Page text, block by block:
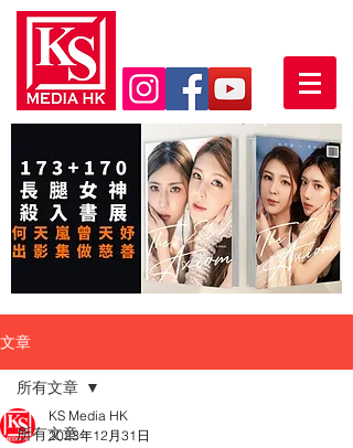
文章
所有文章
所有文章
KS Media HK
2023年12月31日